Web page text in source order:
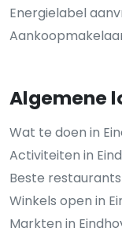
Energielabel
Algemene
Wat te doen in
Activiteiten in
Beste
Winkels open in
Markten in